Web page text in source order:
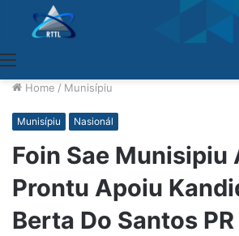
Home / Munisípiu
Munisípiu Nasionál
Foin Sae Munisipiu
Prontu Apoiu
Berta Do Santos PR